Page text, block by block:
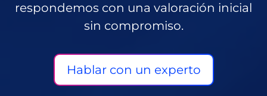
respondemos con una valoración inicial
sin compromiso.
Hablar con un experto